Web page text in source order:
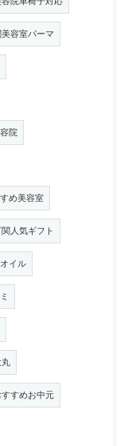
容室パーマ
院
め美容室
人気ギフト
イル
すめお中元